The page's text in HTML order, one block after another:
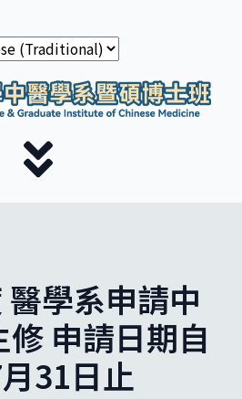
學系申請中
申請日期自
31日止